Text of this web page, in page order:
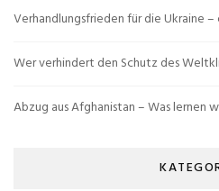
Verhandlungsfrieden für die Ukraine –
Wer verhindert den Schutz des
Abzug aus Afghanistan – Was lernen